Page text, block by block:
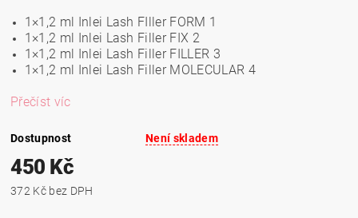
1×1,2 ml Inlei Lash FIller FORM 1
1×1,2 ml Inlei Lash Filler FIX 2
1×1,2 ml Inlei Lash Filler FILLER 3
1×1,2 ml Inlei Lash Filler MOLECULAR 4
Přečíst víc
Dostupnost Není skladem
450 Kč
372 Kč bez DPH